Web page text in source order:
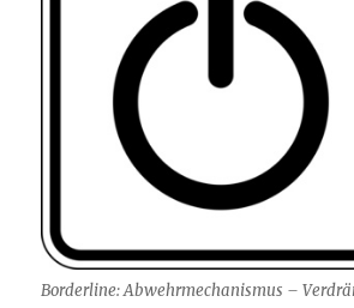
Borderline: Abwehrmechanismus –